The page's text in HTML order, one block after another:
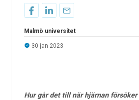
Malmö universitet
30 jan 2023
Hur går det till när hjärnan